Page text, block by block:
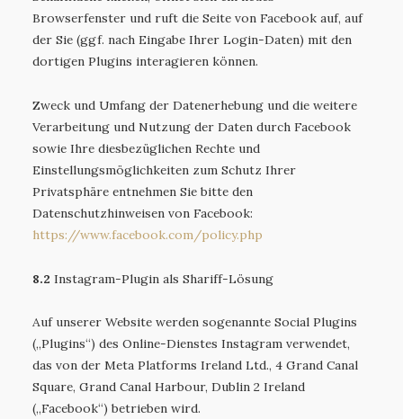
Browserfenster und ruft die Seite von Facebook auf, auf
der Sie (ggf. nach Eingabe Ihrer Login-Daten) mit den
dortigen Plugins interagieren können.
Zweck und Umfang der Datenerhebung und die weitere
Verarbeitung und Nutzung der Daten durch Facebook
sowie Ihre diesbezüglichen Rechte und
Einstellungsmöglichkeiten zum Schutz Ihrer
Privatsphäre entnehmen Sie bitte den
Datenschutzhinweisen von Facebook:
https://www.facebook.com/policy.php
8.2 Instagram-Plugin als Shariff-Lösung
Auf unserer Website werden sogenannte Social Plugins
(„Plugins“) des Online-Dienstes Instagram verwendet,
das von der Meta Platforms Ireland Ltd., 4 Grand Canal
Square, Grand Canal Harbour, Dublin 2 Ireland
(„Facebook“) betrieben wird.